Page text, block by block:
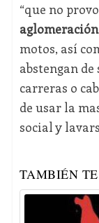
“que no
motos, así
abstengan
carreras o
de usar la
social y
TAMBIÉN